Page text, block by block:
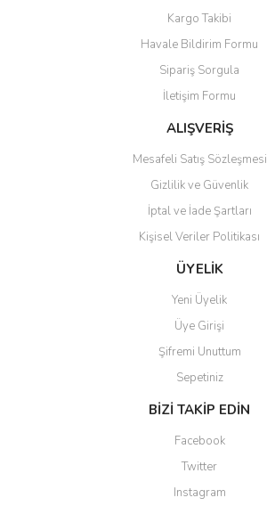
Kargo Takibi
Havale Bildirim Formu
Sipariş Sorgula
İletişim Formu
ALIŞVERİŞ
Mesafeli Satış Sözleşmesi
Gizlilik ve Güvenlik
İptal ve İade Şartları
Kişisel Veriler Politikası
ÜYELİK
Yeni Üyelik
Üye Girişi
Şifremi Unuttum
Sepetiniz
BİZİ TAKİP EDİN
Facebook
Twitter
Instagram